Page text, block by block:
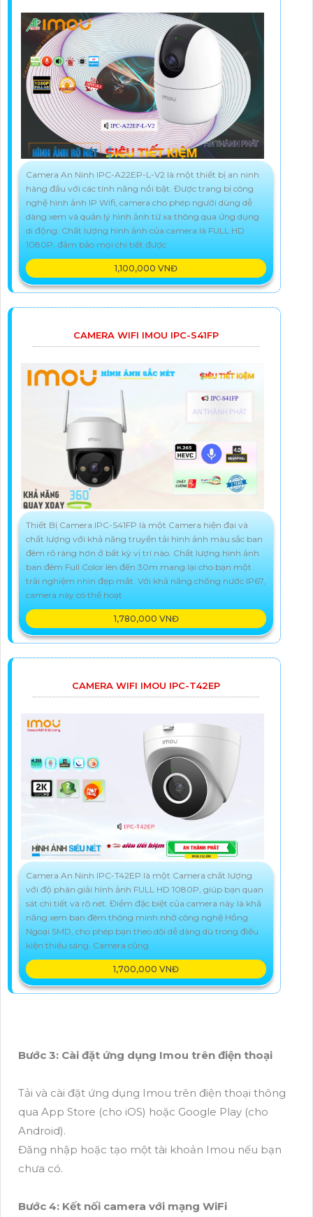
Camera An Ninh IPC-A22EP-L-V2 là một thiết bị an ninh
hàng đầu với các tính năng nổi bật. Được trang bị công
nghệ hình ảnh IP Wifi, camera cho phép người dùng dễ
dàng xem và quản lý hình ảnh từ xa thông qua ứng dụng
di động. Chất lượng hình ảnh của camera là FULL HD
1080P, đảm bảo mọi chi tiết được
1,100,000 VNĐ
CAMERA WIFI IMOU IPC-S41FP
Thiết Bị Camera IPC-S41FP là một Camera hiện đại và
chất lượng với khả năng truyền tải hình ảnh màu sắc ban
đêm rõ ràng hơn ở bất kỳ vị trí nào. Chất lượng hình ảnh
ban đêm Full Color lên đến 30m mang lại cho bạn một
trải nghiệm nhìn đẹp mắt. Với khả năng chống nước IP67,
camera này có thể hoạt
1,780,000 VNĐ
CAMERA WIFI IMOU IPC-T42EP
Camera An Ninh IPC-T42EP là một Camera chất lượng
với độ phân giải hình ảnh FULL HD 1080P, giúp bạn quan
sát chi tiết và rõ nét. Điểm đặc biệt của camera này là khả
năng xem ban đêm thông minh nhờ công nghệ Hồng
Ngoại SMD, cho phép bạn theo dõi dễ dàng dù trong điều
kiện thiếu sáng. Camera cũng
1,700,000 VNĐ
Bước 3: Cài đặt ứng dụng Imou trên điện thoại
Tải và cài đặt ứng dụng Imou trên điện thoại thông
qua App Store (cho iOS) hoặc Google Play (cho
Android).
Đăng nhập hoặc tạo một tài khoản Imou nếu bạn
chưa có.
Bước 4: Kết nối camera với mạng WiFi